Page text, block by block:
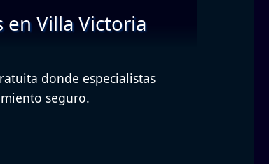
en Villa Victoria
donde especialistas
seguro.